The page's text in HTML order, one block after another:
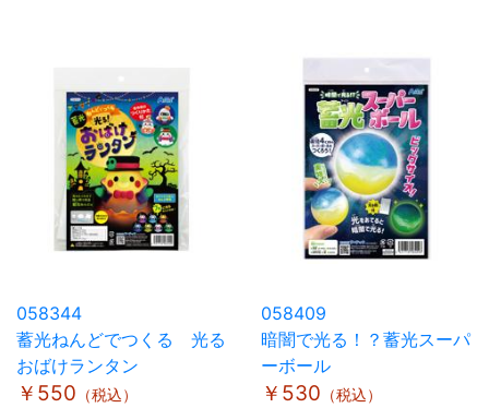
058344
蓄光ねんどでつくる 光る
おばけランタン
￥550 （税込）
058409
暗闇で光る！？蓄光スーパ
ーボール
￥530 （税込）